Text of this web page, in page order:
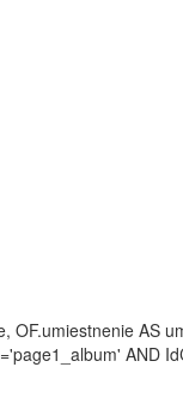
OF.umiestnenie AS
AND